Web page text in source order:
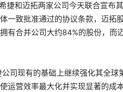
捷和迈拓两家公司今天联合宣布
一致批准通过的协议条款，迈
有合并公司大约84%的股份，而
司现有的基础上继续强化其全球
运营效率最大化并实现显著的成